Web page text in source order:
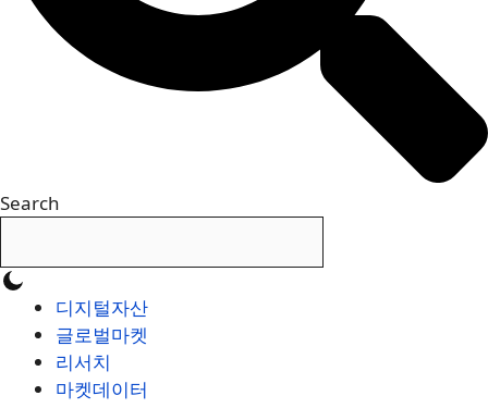
Search
디지털자산
글로벌마켓
리서치
마켓데이터